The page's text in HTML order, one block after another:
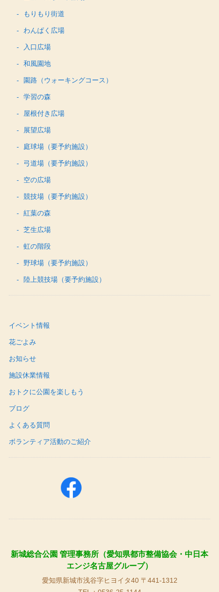
もりもり街道
わんぱく広場
入口広場
和風園地
園路（ウォーキングコース）
学習の森
屋根付き広場
展望広場
庭球場（要予約施設）
弓道場（要予約施設）
空の広場
競技場（要予約施設）
紅葉の森
芝生広場
虹の階段
野球場（要予約施設）
陸上競技場（要予約施設）
イベント情報
花ごよみ
お知らせ
施設休業情報
おトクに公園を楽しもう
ブログ
よくある質問
ボランティア活動のご紹介
新城総合公園 管理事務所（愛知県都市整備協会・中日本
エンジ名古屋グループ）
愛知県新城市浅谷字ヒヨイタ40 〒441-1312